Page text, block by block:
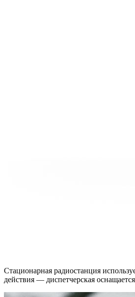
Стационарная радиостанция
действия — диспетчерская